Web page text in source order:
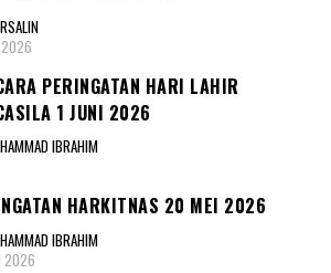
2026
PERINGATAN HARI LAHIR
1 JUNI 2026
IBRAHIM
HARKITNAS 20 MEI 2026
IBRAHIM
2026